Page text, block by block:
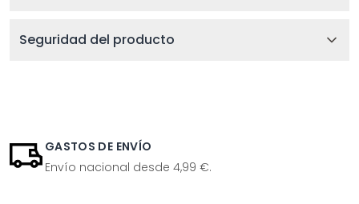
Seguridad del producto
GASTOS DE ENVÍO
Envío nacional desde 4,99 €.